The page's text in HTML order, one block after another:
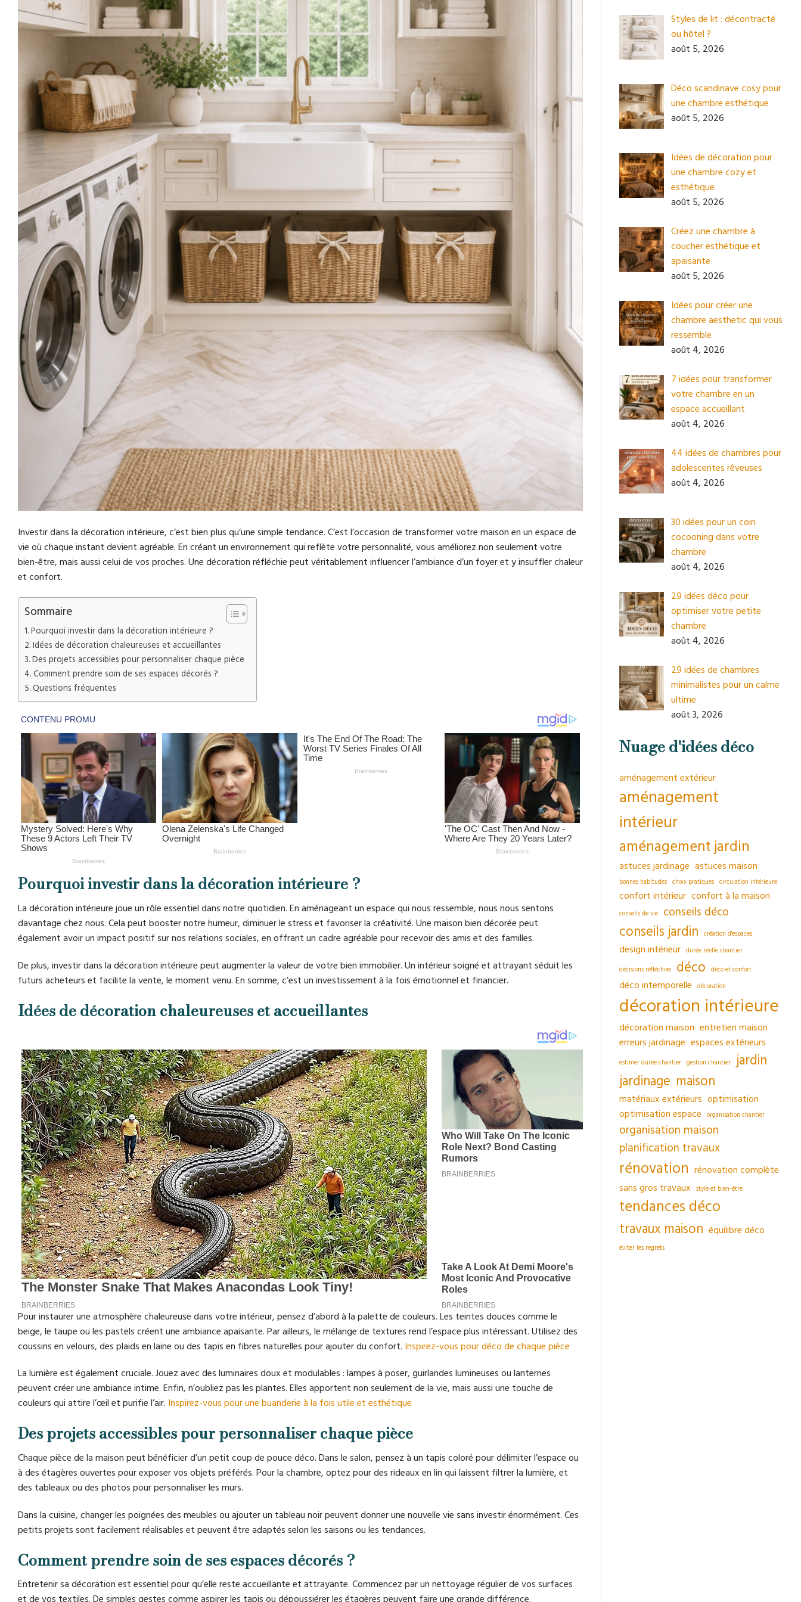
Investir dans la décoration intérieure, c’est bien plus qu’une simple tendance. C’est l’occasion de transformer votre maison en un espace de
vie où chaque instant devient agréable. En créant un environnement qui reflète votre personnalité, vous améliorez non seulement votre
bien-être, mais aussi celui de vos proches. Une décoration réfléchie peut véritablement influencer l’ambiance d’un foyer et y insuffler chaleur
et confort.
Sommaire
Pourquoi investir dans la décoration intérieure ?
Idées de décoration chaleureuses et accueillantes
Des projets accessibles pour personnaliser chaque pièce
Comment prendre soin de ses espaces décorés ?
Questions fréquentes
Pourquoi investir dans la décoration intérieure ?
La décoration intérieure joue un rôle essentiel dans notre quotidien. En aménageant un espace qui nous ressemble, nous nous sentons
davantage chez nous. Cela peut booster notre humeur, diminuer le stress et favoriser la créativité. Une maison bien décorée peut
également avoir un impact positif sur nos relations sociales, en offrant un cadre agréable pour recevoir des amis et des familles.
De plus, investir dans la décoration intérieure peut augmenter la valeur de votre bien immobilier. Un intérieur soigné et attrayant séduit les
futurs acheteurs et facilite la vente, le moment venu. En somme, c’est un investissement à la fois émotionnel et financier.
Idées de décoration chaleureuses et accueillantes
Pour instaurer une atmosphère chaleureuse dans votre intérieur, pensez d’abord à la palette de couleurs. Les teintes douces comme le
beige, le taupe ou les pastels créent une ambiance apaisante. Par ailleurs, le mélange de textures rend l’espace plus intéressant. Utilisez des
coussins en velours, des plaids en laine ou des tapis en fibres naturelles pour ajouter du confort. Inspirez-vous pour déco de chaque pièce
La lumière est également cruciale. Jouez avec des luminaires doux et modulables : lampes à poser, guirlandes lumineuses ou lanternes
peuvent créer une ambiance intime. Enfin, n’oubliez pas les plantes. Elles apportent non seulement de la vie, mais aussi une touche de
couleurs qui attire l’œil et purifie l’air. Inspirez-vous pour une buanderie à la fois utile et esthétique
Des projets accessibles pour personnaliser chaque pièce
Chaque pièce de la maison peut bénéficier d’un petit coup de pouce déco. Dans le salon, pensez à un tapis coloré pour délimiter l’espace ou
à des étagères ouvertes pour exposer vos objets préférés. Pour la chambre, optez pour des rideaux en lin qui laissent filtrer la lumière, et
des tableaux ou des photos pour personnaliser les murs.
Dans la cuisine, changer les poignées des meubles ou ajouter un tableau noir peuvent donner une nouvelle vie sans investir énormément. Ces
petits projets sont facilement réalisables et peuvent être adaptés selon les saisons ou les tendances.
Comment prendre soin de ses espaces décorés ?
Entretenir sa décoration est essentiel pour qu’elle reste accueillante et attrayante. Commencez par un nettoyage régulier de vos surfaces
et de vos textiles. De simples gestes comme aspirer les tapis ou dépoussiérer les étagères peuvent faire une grande différence.
Styles de lit : décontracté
ou hôtel ?
août 5, 2026
Déco scandinave cosy pour
une chambre esthétique
août 5, 2026
Idées de décoration pour
une chambre cozy et
esthétique
août 5, 2026
Créez une chambre à
coucher esthétique et
apaisante
août 5, 2026
Idées pour créer une
chambre aesthetic qui vous
ressemble
août 4, 2026
7 idées pour transformer
votre chambre en un
espace accueillant
août 4, 2026
44 idées de chambres pour
adolescentes rêveuses
août 4, 2026
30 idées pour un coin
cocooning dans votre
chambre
août 4, 2026
29 idées déco pour
optimiser votre petite
chambre
août 4, 2026
29 idées de chambres
minimalistes pour un calme
ultime
août 3, 2026
Nuage d'idées déco
aménagement extérieur
aménagement
intérieur
aménagement jardin
astuces jardinage astuces maison
bonnes habitudes choix pratiques circulation intérieure
confort intérieur confort à la maison
conseils de vie conseils déco
conseils jardin création d'espaces
design intérieur durée réelle chantier
décisions réfléchies déco déco et confort
déco intemporelle décoration
décoration intérieure
décoration maison entretien maison
erreurs jardinage espaces extérieurs
estimer durée chantier gestion chantier
jardin
jardinage maison
matériaux extérieurs optimisation
optimisation espace
organisation chantier
organisation maison
planification travaux
rénovation rénovation complète
sans gros travaux
style et bien-être
tendances déco
travaux maison équilibre déco
éviter les regrets